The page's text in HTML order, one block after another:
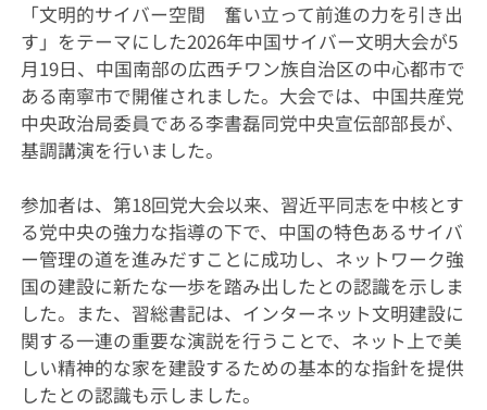
「文明的サイバー空間 奮い立って前進の力を引き出
す」をテーマにした2026年中国サイバー文明大会が5
月19日、中国南部の広西チワン族自治区の中心都市で
ある南寧市で開催されました。大会では、中国共産党
中央政治局委員である李書磊同党中央宣伝部部長が、
基調講演を行いました。
参加者は、第18回党大会以来、習近平同志を中核とす
る党中央の強力な指導の下で、中国の特色あるサイバ
ー管理の道を進みだすことに成功し、ネットワーク強
国の建設に新たな一歩を踏み出したとの認識を示しま
した。また、習総書記は、インターネット文明建設に
関する一連の重要な演説を行うことで、ネット上で美
しい精神的な家を建設するための基本的な指針を提供
したとの認識も示しました。